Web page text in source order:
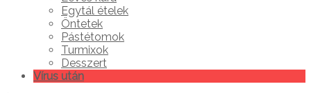
Egytál ételek
Öntetek
Pástétomok
Turmixok
Desszert
Vírus után